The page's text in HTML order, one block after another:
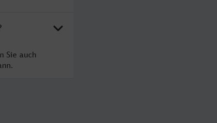
Sie auch